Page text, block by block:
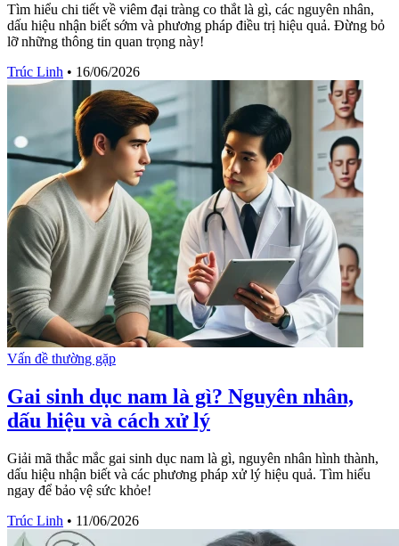
Tìm hiểu chi tiết về viêm đại tràng co thắt là gì, các nguyên nhân,
dấu hiệu nhận biết sớm và phương pháp điều trị hiệu quả. Đừng bỏ
lỡ những thông tin quan trọng này!
Trúc Linh • 16/06/2026
Vấn đề thường gặp
Gai sinh dục nam là gì? Nguyên nhân,
dấu hiệu và cách xử lý
Giải mã thắc mắc gai sinh dục nam là gì, nguyên nhân hình thành,
dấu hiệu nhận biết và các phương pháp xử lý hiệu quả. Tìm hiểu
ngay để bảo vệ sức khỏe!
Trúc Linh • 11/06/2026